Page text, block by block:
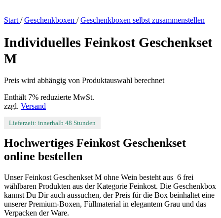
Start / Geschenkboxen / Geschenkboxen selbst zusammenstellen
Individuelles Feinkost Geschenkset
M
Preis wird abhängig von Produktauswahl berechnet
Enthält 7% reduzierte MwSt.
zzgl. Versand
Lieferzeit: innerhalb 48 Stunden
Hochwertiges Feinkost Geschenkset
online bestellen
Unser Feinkost Geschenkset M ohne Wein besteht aus 6 frei
wählbaren Produkten aus der Kategorie Feinkost. Die Geschenkbox
kannst Du Dir auch aussuchen, der Preis für die Box beinhaltet eine
unserer Premium-Boxen, Füllmaterial in elegantem Grau und das
Verpacken der Ware.